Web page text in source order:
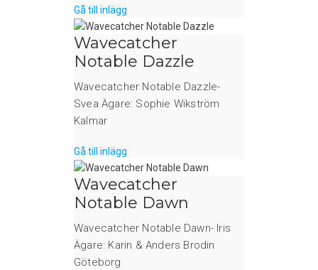
Gå till inlägg
Wavecatcher
Notable Dazzle
Wavecatcher Notable Dazzle-
Svea Ägare: Sophie Wikström
Kalmar
Gå till inlägg
Wavecatcher
Notable Dawn
Wavecatcher Notable Dawn- Iris
Ägare: Karin & Anders Brodin
Göteborg